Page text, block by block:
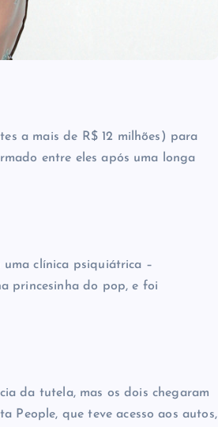
a mais de R$ 12 milhões) para
entre eles após uma longa
clínica psiquiátrica –
princesinha do pop, e foi
da tutela, mas os dois chegaram
People, que teve acesso aos autos,